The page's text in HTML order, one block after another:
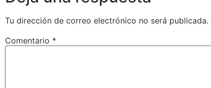
Tu dirección de correo electrónico no será publicada.
Comentario *